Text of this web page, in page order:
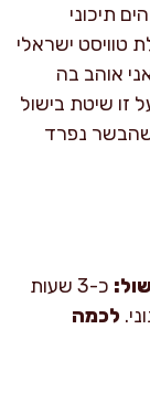
תיכוני
טוויסט ישראלי
אוהב בה
זו שיטת בישול
נפרד
כ-3 שעות
לכמה